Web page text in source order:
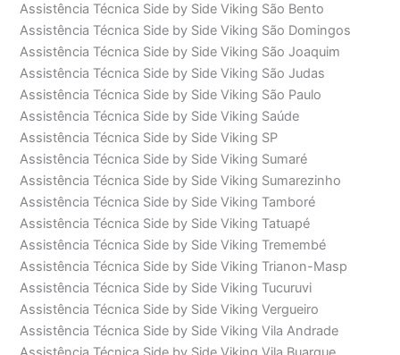
Assistência Técnica Side by Side Viking São Bento
Assistência Técnica Side by Side Viking São Domingos
Assistência Técnica Side by Side Viking São Joaquim
Assistência Técnica Side by Side Viking São Judas
Assistência Técnica Side by Side Viking São Paulo
Assistência Técnica Side by Side Viking Saúde
Assistência Técnica Side by Side Viking SP
Assistência Técnica Side by Side Viking Sumaré
Assistência Técnica Side by Side Viking Sumarezinho
Assistência Técnica Side by Side Viking Tamboré
Assistência Técnica Side by Side Viking Tatuapé
Assistência Técnica Side by Side Viking Tremembé
Assistência Técnica Side by Side Viking Trianon-Masp
Assistência Técnica Side by Side Viking Tucuruvi
Assistência Técnica Side by Side Viking Vergueiro
Assistência Técnica Side by Side Viking Vila Andrade